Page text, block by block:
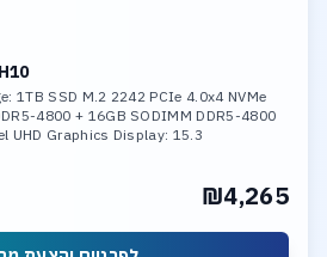
1TB SSD M.2 2242 PCIe 4.0x4 NVMe
4800 + 16GB SODIMM DDR5-4800
UHD Graphics Display: 15.3
₪4,265